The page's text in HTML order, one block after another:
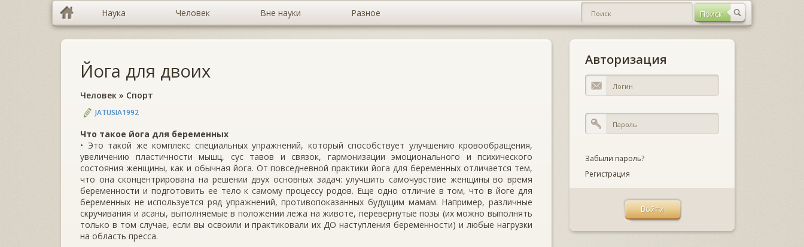
Наука Человек Вне науки Разное
Йога для двоих
Человек » Спорт
JATUSIA1992
Что такое йога для беременных
• Это такой же комплекс специальных упражнений, который способствует улучшению кровообращения,
увеличению пластичности мышц, сус тавов и связок, гармонизации эмоционального и психического
состояния женщины, как и обычная йога. От повседневной практики йога для беременных отличается тем,
что она сконцентрирована на решении двух основных задач: улучшить самочувствие женщины во время
беременности и подготовить ее тело к самому процессу родов. Еще одно отличие в том, что в йоге для
беременных не используется ряд упражнений, противопоказанных будущим мамам. Например, различные
скручивания и асаны, выполняемые в положении лежа на животе, перевернутые позы (их можно выполнять
только в том случае, если вы освоили и практиковали их ДО наступления беременности) и любые нагрузки
на область пресса.
Авторизация
Забыли пароль?
Регистрация